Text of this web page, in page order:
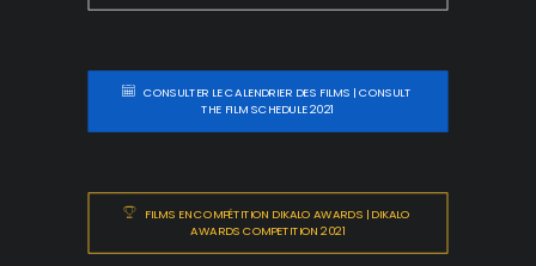
CONSULTER LE CALENDRIER DES FILMS | CONSULT
THE FILM SCHEDULE 2021
FILMS EN COMPÉTITION DIKALO AWARDS | DIKALO
AWARDS COMPETITION 2021